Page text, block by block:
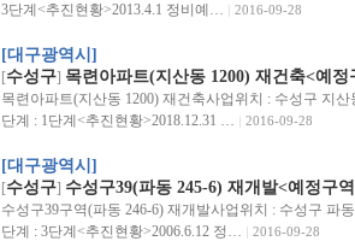
3단계<추진현황>2013.4.1 정비예…
2016-09-28
[대구광역시]
[수성구] 목련아파트(지산동 1200) 재건축<예정
목련아파트(지산동 1200) 재건축사업위치 : 수성구 지
단계 : 1단계<추진현황>2018.12.31 …
2016-09-28
[대구광역시]
[수성구] 수성구39(파동 245-6) 재개발<예정구
수성구39구역(파동 246-6) 재개발사업위치 : 수성구 파
단계 : 3단계<추진현황>2006.6.12 정…
2016-09-28